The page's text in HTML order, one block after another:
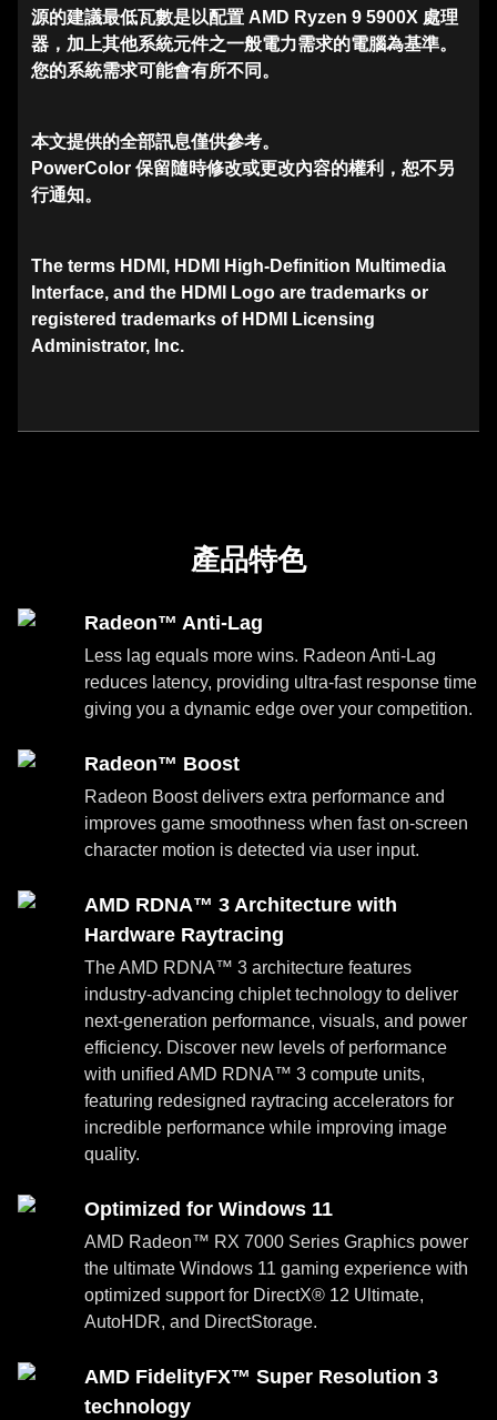
源的建議最低瓦數是以配置 AMD Ryzen 9 5900X 處理
器，加上其他系統元件之一般電力需求的電腦為基準。
您的系統需求可能會有所不同。
本文提供的全部訊息僅供參考。
PowerColor 保留隨時修改或更改內容的權利，恕不另
行通知。
The terms HDMI, HDMI High-Definition Multimedia
Interface, and the HDMI Logo are trademarks or
registered trademarks of HDMI Licensing
Administrator, Inc.
產品特色
Radeon™ Anti-Lag
Less lag equals more wins. Radeon Anti-Lag
reduces latency, providing ultra-fast response time
giving you a dynamic edge over your competition.
Radeon™ Boost
Radeon Boost delivers extra performance and
improves game smoothness when fast on-screen
character motion is detected via user input.
AMD RDNA™ 3 Architecture with
Hardware Raytracing
The AMD RDNA™ 3 architecture features
industry-advancing chiplet technology to deliver
next-generation performance, visuals, and power
efficiency. Discover new levels of performance
with unified AMD RDNA™ 3 compute units,
featuring redesigned raytracing accelerators for
incredible performance while improving image
quality.
Optimized for Windows 11
AMD Radeon™ RX 7000 Series Graphics power
the ultimate Windows 11 gaming experience with
optimized support for DirectX® 12 Ultimate,
AutoHDR, and DirectStorage.
AMD FidelityFX™ Super Resolution 3
technology